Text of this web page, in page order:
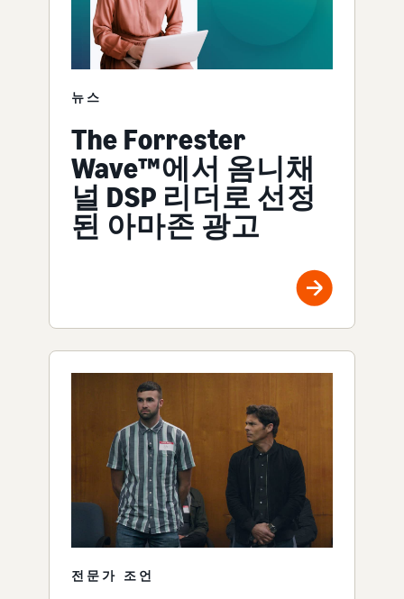
뉴스
The Forrester
Wave™에서 옴니채
널 DSP 리더로 선정
된 아마존 광고
전문가 조언